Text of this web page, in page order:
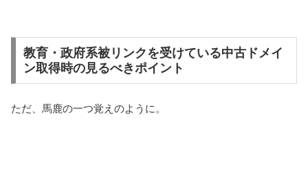
教育・政府系被リンクを受けている中古ドメイ
ン取得時の見るべきポイント
ただ、馬鹿の一つ覚えのように。